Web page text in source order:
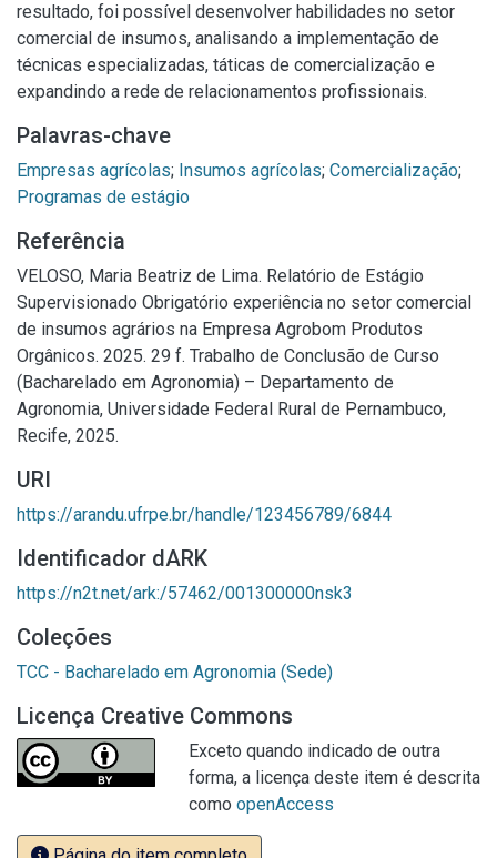
resultado, foi possível desenvolver habilidades no setor
comercial de insumos, analisando a implementação de
técnicas especializadas, táticas de comercialização e
expandindo a rede de relacionamentos profissionais.
Palavras-chave
Empresas agrícolas; Insumos agrícolas; Comercialização;
Programas de estágio
Referência
VELOSO, Maria Beatriz de Lima. Relatório de Estágio
Supervisionado Obrigatório experiência no setor comercial
de insumos agrários na Empresa Agrobom Produtos
Orgânicos. 2025. 29 f. Trabalho de Conclusão de Curso
(Bacharelado em Agronomia) – Departamento de
Agronomia, Universidade Federal Rural de Pernambuco,
Recife, 2025.
URI
https://arandu.ufrpe.br/handle/123456789/6844
Identificador dARK
https://n2t.net/ark:/57462/001300000nsk3
Coleções
TCC - Bacharelado em Agronomia (Sede)
Licença Creative Commons
Exceto quando indicado de outra
forma, a licença deste item é descrita
como openAccess